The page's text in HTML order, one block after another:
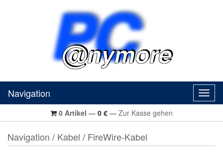
Navigation
0 Artikel — 0 € — Zur Kasse gehen
Navigation / Kabel / FireWire-Kabel